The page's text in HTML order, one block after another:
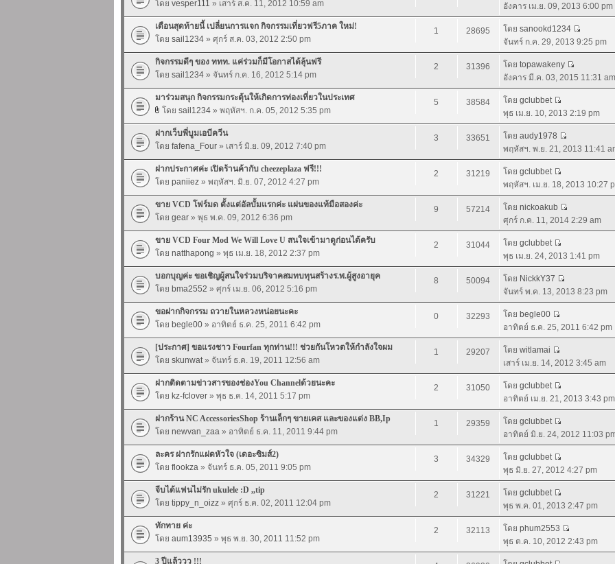
โดย vesper111 » เสาร์ ส.ค. 11, 2012 10:59 am
อังคาร เม.ย. 09, 2013 6:00 pm
เดือนสุดท้ายนี้ เปลี่ยนการแจก กิจกรรมเที่ยวฟรี5ภาค ใหม่!
โดย sail1234 » ศุกร์ ส.ค. 03, 2012 2:50 pm
1 28695 โดย sanookd1234
จันทร์ ก.ค. 29, 2013 9:25 pm
กิจกรรมดีๆ ของ ททท. แค่ร่วมก็มีโอกาสได้ลุ้นฟรี
โดย sail1234 » จันทร์ ก.ค. 16, 2012 5:14 pm
2 31396 โดย topawakeny
อังคาร มี.ค. 03, 2015 11:31 am
มาร่วมสนุก กิจกรรมกระตุ้นให้เกิดการท่องเที่ยวในประเทศ
โดย sail1234 » พฤหัสฯ. ก.ค. 05, 2012 5:35 pm
5 38584 โดย gclubbet
พุธ เม.ย. 10, 2013 2:19 pm
ฝากเว็บพี่บูมเอบีควีน
โดย fafena_Four » เสาร์ มิ.ย. 09, 2012 7:40 pm
3 33651 โดย audy1978
พฤหัสฯ. พ.ย. 21, 2013 11:41
ฝากประกาศค่ะ เปิดร้านค้ากับ cheezeplaza ฟรี!!!
โดย paniiez » พฤหัสฯ. มิ.ย. 07, 2012 4:27 pm
2 31219 โดย gclubbet
พฤหัสฯ. เม.ย. 18, 2013 10:27
ขาย VCD โฟร์มด ตั้งแต่อัลบั้มแรกค่ะ แผ่นของแท้มือสองค่ะ
โดย gear » พุธ พ.ค. 09, 2012 6:36 pm
9 57214 โดย nickoakub
ศุกร์ ก.ค. 11, 2014 2:29 am
ขาย VCD Four Mod We Will Love U สนใจเข้ามาดูก่อนได้ครับ
โดย natthapong » พุธ เม.ย. 18, 2012 2:37 pm
2 31044 โดย gclubbet
พุธ เม.ย. 24, 2013 1:41 pm
บอกบุญค่ะ ขอเชิญผู้สนใจร่วมบริจาคสมทบทุนสร้างร.พ.ผู้สูงอายุค
โดย bma2552 » ศุกร์ เม.ย. 06, 2012 5:16 pm
8 50094 โดย NickkY37
จันทร์ พ.ค. 13, 2013 8:23 pm
ขอฝากกิจกรรม ถวายในหลวงหน่อยนะคะ
โดย begle00 » อาทิตย์ ธ.ค. 25, 2011 6:42 pm
0 32293 โดย begle00
อาทิตย์ ธ.ค. 25, 2011 6:42 pm
[ประกาศ] ขอแรงชาว Fourfan ทุกท่าน!!! ช่วยกันโหวตให้กำลังใจผม
โดย skunwat» จันทร์ ธ.ค. 19, 2011 12:56 am
1 29207 โดย witlamai
เสาร์ เม.ย. 14, 2012 3:45 am
ฝากติดตามข่าวสารของช่องYou Channelด้วยนะคะ
โดย kz-fclover » พุธ ธ.ค. 14, 2011 5:17 pm
2 31050 โดย gclubbet
อาทิตย์ เม.ย. 21, 2013 3:43 pm
ฝากร้าน NC AccessoriesShop ร้านเล็กๆ ขายเคส และของแต่ง BB,Ip
โดย newvan_zaa » อาทิตย์ ธ.ค. 11, 2011 9:44 pm
1 29359 โดย gclubbet
อาทิตย์ มิ.ย. 24, 2012 11:03
ละคร ฝากรักแฝดหัวใจ (เดอะซิมส์2)
โดย flookza » จันทร์ ธ.ค. 05, 2011 9:05 pm
3 34329 โดย gclubbet
พุธ มิ.ย. 27, 2012 4:27 pm
จีบได้แฟนไม่รัก ukulele :D ,,tip
โดย tippy_n_oizz » ศุกร์ ธ.ค. 02, 2011 12:04 pm
2 31221 โดย gclubbet
พุธ พ.ค. 01, 2013 2:47 pm
ทักทาย ค่ะ
โดย aum13935 » พุธ พ.ย. 30, 2011 11:52 pm
2 32113 โดย phum2553
พุธ ต.ค. 10, 2012 2:43 pm
3 ปีแล้ววว !!!